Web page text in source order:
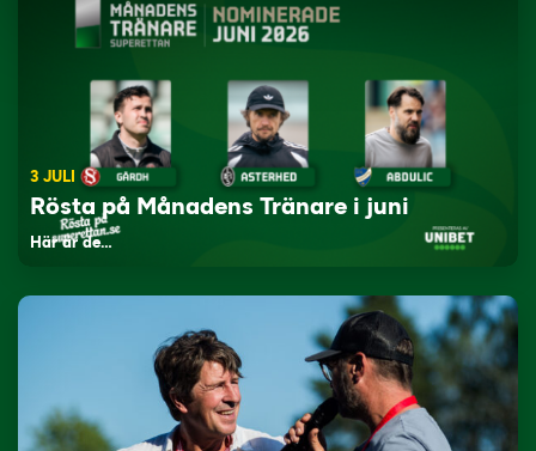
3 JULI
Rösta på Månadens Tränare i juni
Här är de…